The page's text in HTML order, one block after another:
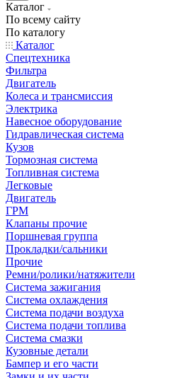
Каталог
По всему сайту
По каталогу
Каталог
Спецтехника
Фильтра
Двигатель
Колеса и трансмиссия
Электрика
Навесное оборудование
Гидравлическая система
Кузов
Тормозная система
Топливная система
Легковые
Двигатель
ГРМ
Клапаны прочие
Поршневая группа
Прокладки/сальники
Прочие
Ремни/ролики/натяжители
Система зажигания
Система охлаждения
Система подачи воздуха
Система подачи топлива
Система смазки
Кузовные детали
Бампер и его части